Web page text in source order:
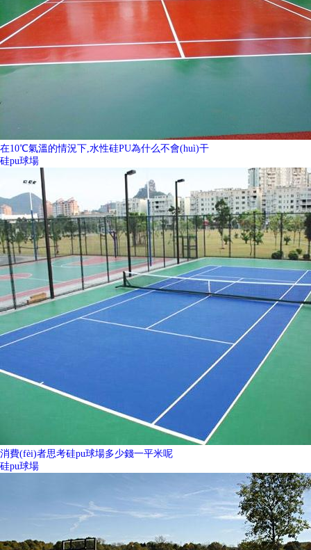
在10℃氣溫的情況下,水性硅PU為什么不會(huì)干
硅pu球場
消費(fèi)者思考硅pu球場多少錢一平米呢
硅pu球場